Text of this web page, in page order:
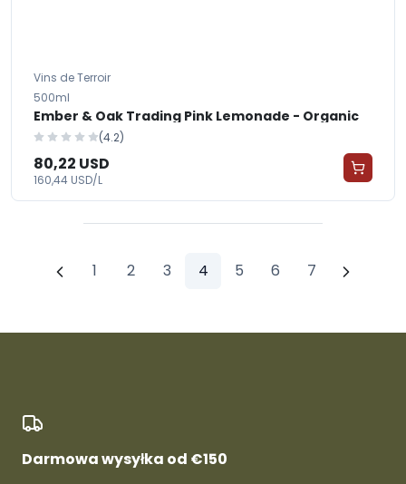
Vins de Terroir
500ml
Ember & Oak Trading Pink Lemonade - Organic
(4.2)
80,22 USD
160,44 USD/L
1 2 3 4 5 6 7
Darmowa wysyłka od €150